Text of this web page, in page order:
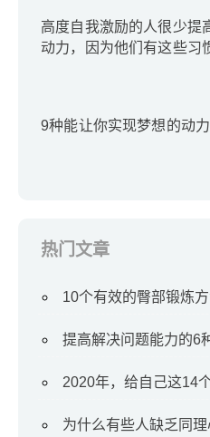
高度自我激励的人很少提
动力，因为他们有这些习
9种能让你实现梦想的动力
热门文章
10个有效的臀部锻炼
提高解决问题能力的6
2020年，给自己这14
为什么有些人缺乏同